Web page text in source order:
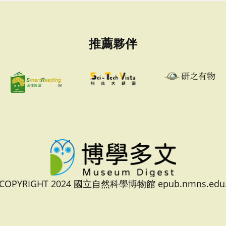
推薦夥伴
2024 國立自然科學博物館